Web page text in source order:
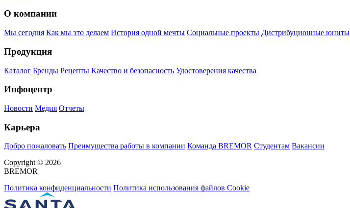
О компании
Мы сегодня Как мы это делаем История одной мечты Социальные проекты Дистрибуционные юниты
Продукция
Каталог Бренды Рецепты Качество и безопасность Удостоверения качества
Инфоцентр
Новости Медия Отчеты
Карьера
Добро пожаловать Преимущества работы в компании Команда BREMOR Студентам Вакансии
Copyright © 2026
BREMOR
Политика конфиденциальности Политика использования файлов Cookie